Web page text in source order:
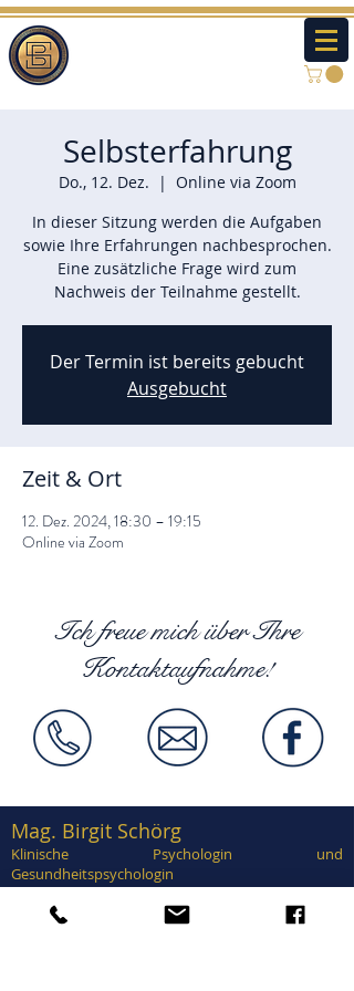
Selbsterfahrung
Do., 12. Dez.
  |
Online via Zoom
In dieser Sitzung werden die Aufgaben
sowie Ihre Erfahrungen nachbesprochen.
Eine zusätzliche Frage wird zum
Nachweis der Teilnahme gestellt.
Der Termin ist bereits gebucht
Ausgebucht
Zeit & Ort
12. Dez. 2024, 18:30 – 19:15
Online via Zoom
Ich freue mich über Ihre
Kontaktaufnahme!
Mag. Birgit Schörg
Klinische Psychologin und
Gesundheitspsychologin
Supervisorin, EuroPsy zertifiziert
Zertifiziert in Traumatherapie, EMDR,